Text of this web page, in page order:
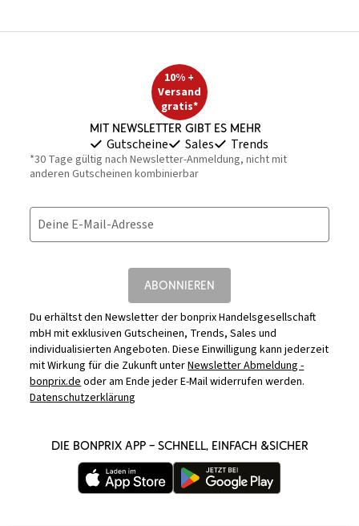
10% +
Versand
gratis*
Mit Newsletter gibt es mehr
Gutscheine Sales Trends
*30 Tage gültig nach Newsletter-Anmeldung, nicht mit
anderen Gutscheinen kombinierbar
Deine E-Mail-Adresse
ABONNIEREN
Du erhältst den Newsletter der bonprix Handelsgesellschaft
mbH mit exklusiven Gutscheinen, Trends, Sales und
individualisierten Angeboten. Diese Einwilligung kann jederzeit
mit Wirkung für die Zukunft unterNewsletter Abmeldung -
bonprix.deoder am Ende jeder E-Mail widerrufen werden.
Datenschutzerklärung
DIE BONPRIX APP – SCHNELL, EINFACH &SICHER